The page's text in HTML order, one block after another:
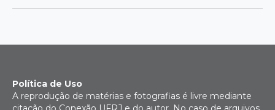
Política de Uso
A reprodução de matérias e fotografias é livre mediante